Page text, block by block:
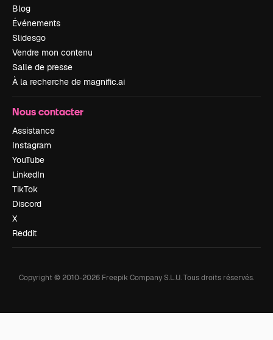
Blog
Événements
Slidesgo
Vendre mon contenu
Salle de presse
À la recherche de magnific.ai
Nous contacter
Assistance
Instagram
YouTube
LinkedIn
TikTok
Discord
X
Reddit
Copyright © 2010-2026 Freepik Company S.L.U.Tous droits réservés.